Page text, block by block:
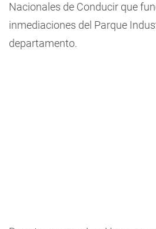
Nacionales de Conducir que
inmediaciones del Parque
departamento.